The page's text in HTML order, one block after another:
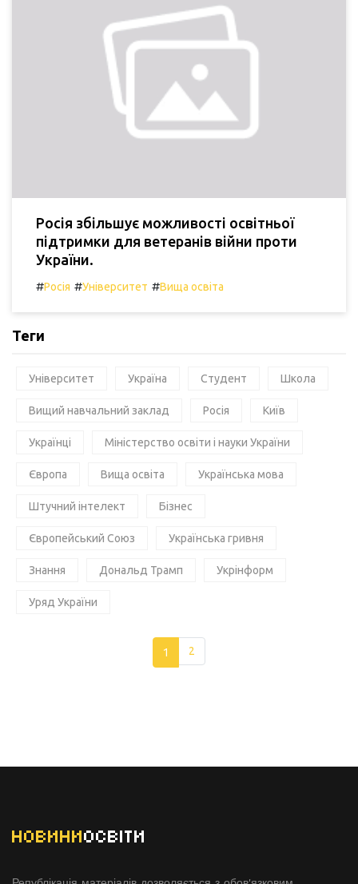
Росія збільшує можливості освітньої
підтримки для ветеранів війни проти
України.
#Росія #Університет #Вища освіта
Теги
Університет Україна Студент Школа
Вищий навчальний заклад Росія Київ
Українці Міністерство освіти і науки України
Європа Вища освіта Українська мова
Штучний інтелект Бізнес
Європейський Союз Українська гривня
Знання Дональд Трамп Укрінформ
Уряд України
1 2
НОВИНИОСВІТИ